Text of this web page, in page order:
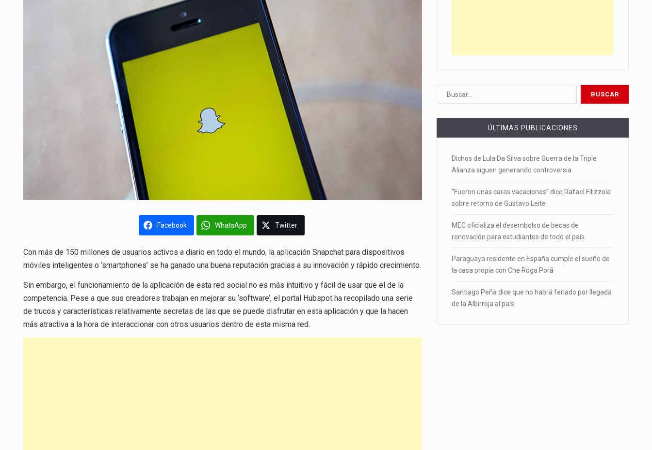
Facebook WhatsApp Twitter
Con más de 150 millones de usuarios activos a diario en todo el mundo, la aplicación Snapchat para dispositivos
móviles inteligentes o ‘smartphones’ se ha ganado una buena reputación gracias a su innovación y rápido crecimiento.
Sin embargo, el funcionamiento de la aplicación de esta red social no es más intuitivo y fácil de usar que el de la
competencia. Pese a que sus creadores trabajan en mejorar su ‘software’, el portal Hubspot ha recopilado una serie
de trucos y características relativamente secretas de las que se puede disfrutar en esta aplicación y que la hacen
más atractiva a la hora de interaccionar con otros usuarios dentro de esta misma red.
ÚLTIMAS PUBLICACIONES
Dichos de Lula Da Silva sobre Guerra de la Triple
Alianza siguen generando controversia
“Fueron unas caras vacaciones” dice Rafael Filizzola
sobre retorno de Gustavo Leite
MEC oficializa el desembolso de becas de
renovación para estudiantes de todo el país
Paraguaya residente en España cumple el sueño de
la casa propia con Che Róga Porã
Santiago Peña dice que no habrá feriado por llegada
de la Albirroja al país